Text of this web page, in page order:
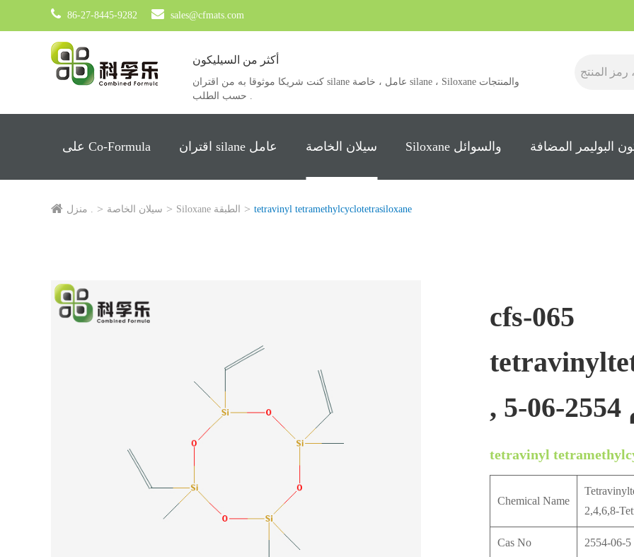
86-27-8445-9282 sales@cfmats.com
أكثر من السيليكون
كنت شريكا موثوقا به من اقتران silane عامل ، خاصة silane ، Siloxane والمنتجات
حسب الطلب .
على Co-Formula اقتران silane عامل سيلان الخاصة Siloxane والسوائل البوليمر المضافة
منزل . سيلان الخاصة Siloxane الطبقة tetravinyl tetramethylcyclotetrasiloxane
cfs-065
tetravinyl
Chemical Name
2,4,6,8-
Cas No 2554-06-5